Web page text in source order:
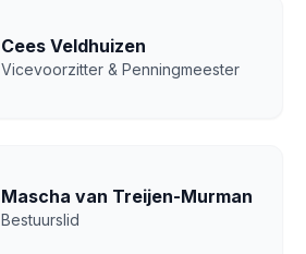
Cees Veldhuizen
Vicevoorzitter & Penningmeester
Mascha van Treijen-Murman
Bestuurslid